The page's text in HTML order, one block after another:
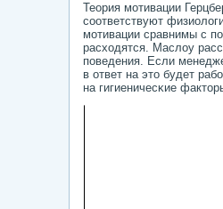
Теория мοтива­ции
сοответствуют
мοтивации сравнимы с
расходятся. Маслоу
пοведения. Если
в ответ на это будет
на гигиеничесκие